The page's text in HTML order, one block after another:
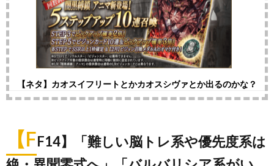
【ネタ】カオスイフリートとかカオスシヴァとか出るのかな？
【FF14】「難しい脳トレ系や優先度系は